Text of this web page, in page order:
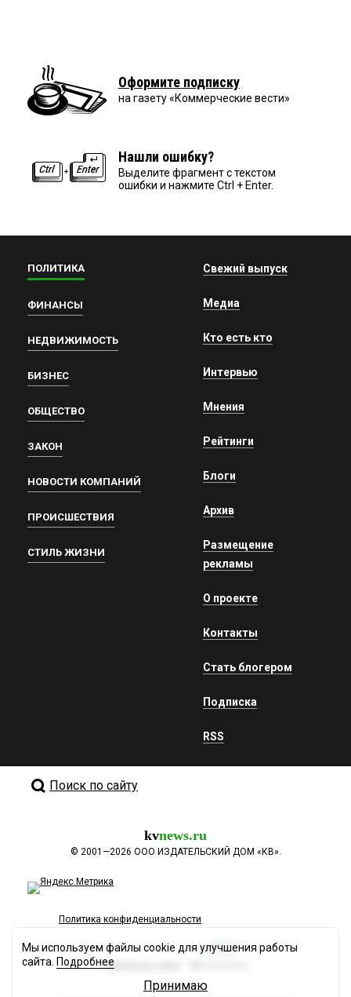
Оформите подписку
на газету «Коммерческие вести»
Нашли ошибку?
Выделите фрагмент с текстом
ошибки и нажмите Ctrl + Enter.
ПОЛИТИКА
ФИНАНСЫ
НЕДВИЖИМОСТЬ
БИЗНЕС
ОБЩЕСТВО
ЗАКОН
НОВОСТИ КОМПАНИЙ
ПРОИСШЕСТВИЯ
СТИЛЬ ЖИЗНИ
Свежий выпуск
Медиа
Кто есть кто
Интервью
Мнения
Рейтинги
Блоги
Архив
Размещение
рекламы
О проекте
Контакты
Стать блогером
Подписка
RSS
Поиск по сайту
kvnews.ru
© 2001—2026 ООО ИЗДАТЕЛЬСКИЙ ДОМ «КВ».
Политика конфиденциальности
Разработка сайта
Мы используем файлы cookie для улучшения работы
сайта. Подробнее
Принимаю